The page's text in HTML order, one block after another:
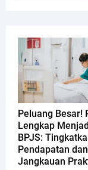
Peluang Besar!
Lengkap
BPJS:
Pendapatan dan
Jangkauan